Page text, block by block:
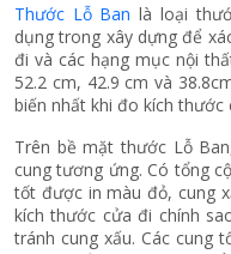
Thước Lỗ Ban là loại
dụng trong xây dựng để
đi và các hạng mục nội
52.2 cm, 42.9 cm và
biến nhất khi đo kích thước
Trên bề mặt thước Lỗ
cung tương ứng. Có tổng
tốt được in màu đỏ, cung
kích thước cửa đi chính
tránh cung xấu. Các cung